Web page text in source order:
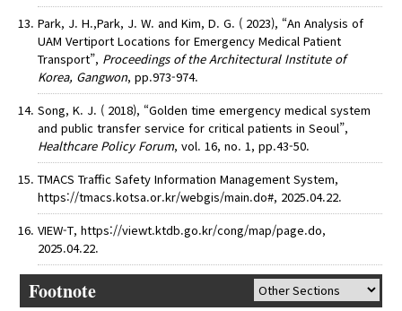
Park, J. H.,Park, J. W. and Kim, D. G. ( 2023), “An Analysis of
UAM Vertiport Locations for Emergency Medical Patient
Transport”, Proceedings of the Architectural Institute of
Korea, Gangwon, pp.973-974.
Song, K. J. ( 2018), “Golden time emergency medical system
and public transfer service for critical patients in Seoul”,
Healthcare Policy Forum, vol. 16, no. 1, pp.43-50.
TMACS Traffic Safety Information Management System,
https://tmacs.kotsa.or.kr/webgis/main.do#, 2025.04.22.
VIEW-T, https://viewt.ktdb.go.kr/cong/map/page.do,
2025.04.22.
Footnote